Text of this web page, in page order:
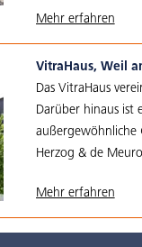
Mehr erfahren
VitraHaus, Weil
Das VitraHaus
Darüber hinaus ist
außergewöhnliche
Herzog & de
Mehr erfahren